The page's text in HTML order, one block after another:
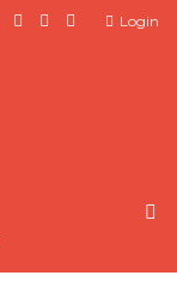
Login